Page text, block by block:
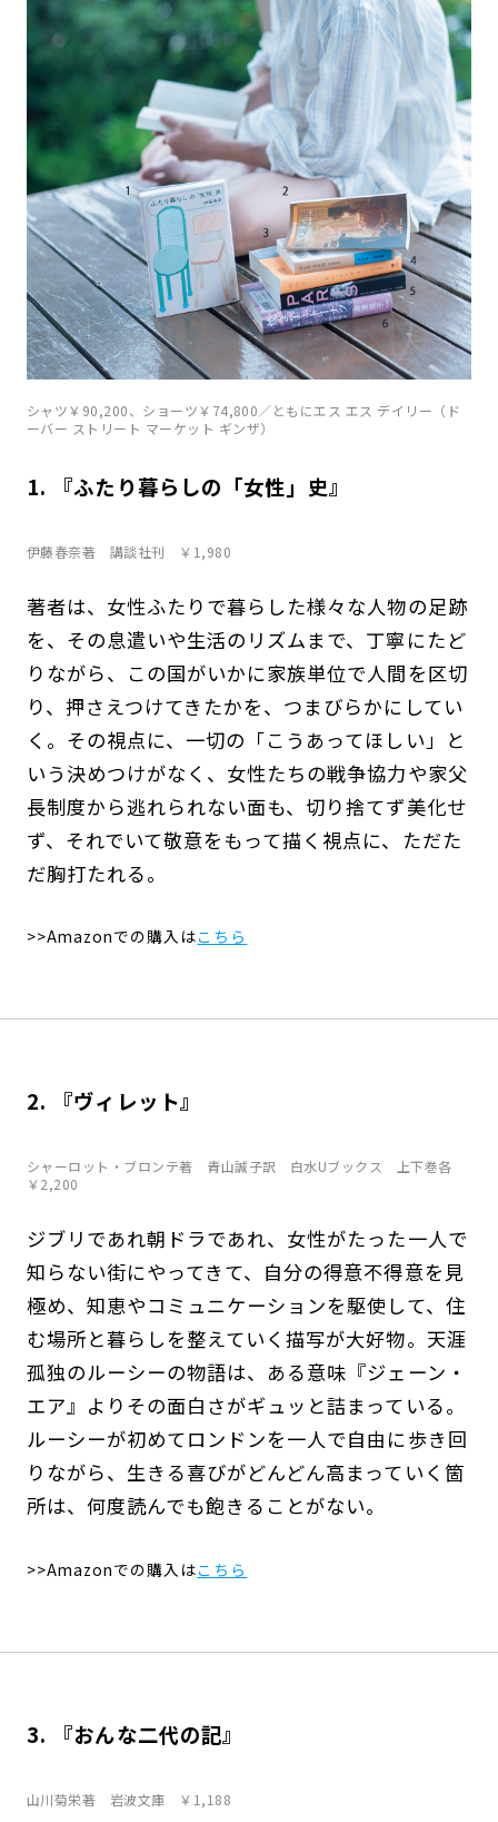
シャツ￥90,200、ショーツ￥74,800／ともにエス エス デイリー（ド
ーバー ストリート マーケット ギンザ）
1. 『ふたり暮らしの「女性」史』
伊藤春奈著 講談社刊 ￥1,980
著者は、女性ふたりで暮らした様々な人物の足跡
を、その息遣いや生活のリズムまで、丁寧にたど
りながら、この国がいかに家族単位で人間を区切
り、押さえつけてきたかを、つまびらかにしてい
く。その視点に、一切の「こうあってほしい」と
いう決めつけがなく、女性たちの戦争協力や家父
長制度から逃れられない面も、切り捨てず美化せ
ず、それでいて敬意をもって描く視点に、ただた
だ胸打たれる。
>>Amazonでの購入はこちら
2. 『ヴィレット』
シャーロット・ブロンテ著 青山誠子訳 白水Uブックス 上下巻各
￥2,200
ジブリであれ朝ドラであれ、女性がたった一人で
知らない街にやってきて、自分の得意不得意を見
極め、知恵やコミュニケーションを駆使して、住
む場所と暮らしを整えていく描写が大好物。天涯
孤独のルーシーの物語は、ある意味『ジェーン・
エア』よりその面白さがギュッと詰まっている。
ルーシーが初めてロンドンを一人で自由に歩き回
りながら、生きる喜びがどんどん高まっていく箇
所は、何度読んでも飽きることがない。
>>Amazonでの購入はこちら
3. 『おんな二代の記』
山川菊栄著 岩波文庫 ￥1,188